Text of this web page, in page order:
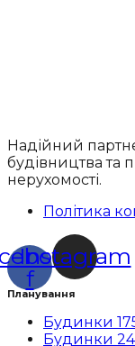
Надійний
будівництва та
нерухомості.
Політика
f
Instagram
Планування
Будинки
Будинки